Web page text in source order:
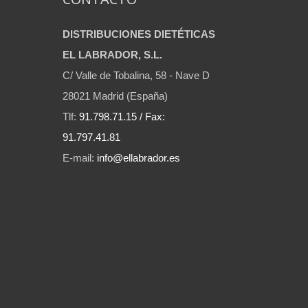
DISTRIBUCIONES DIETÉTICAS
EL LABRADOR, S.L.
C/ Valle de Tobalina, 58 - Nave D
28021 Madrid (España)
Tlf: 91.798.71.15 / Fax:
91.797.41.81
E-mail: info@ellabrador.es